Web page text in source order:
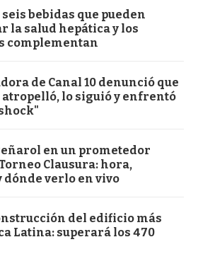
bebidas que pueden
la salud hepática y los
complementan
de Canal 10 denunció que
lo siguió y enfrentó
en un prometedor
Clausura: hora,
verlo en vivo
del edificio más
Latina: superará los 470